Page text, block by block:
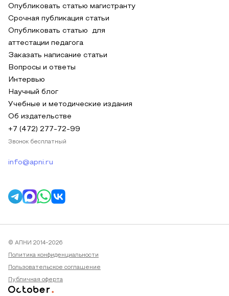
Опубликовать статью магистранту
Срочная публикация статьи
Опубликовать статью для
аттестации педагога
Заказать написание статьи
Вопросы и ответы
Интервью
Научный блог
Учебные и методические издания
Об издательстве
+7 (472) 277-72-99
Звонок бесплатный
info@apni.ru
© АПНИ 2014-2026
Политика конфиденциальности
Пользовательское соглашение
Публичная оферта